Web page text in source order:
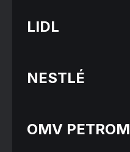
LIDL
NESTLÉ
OMV PETROM